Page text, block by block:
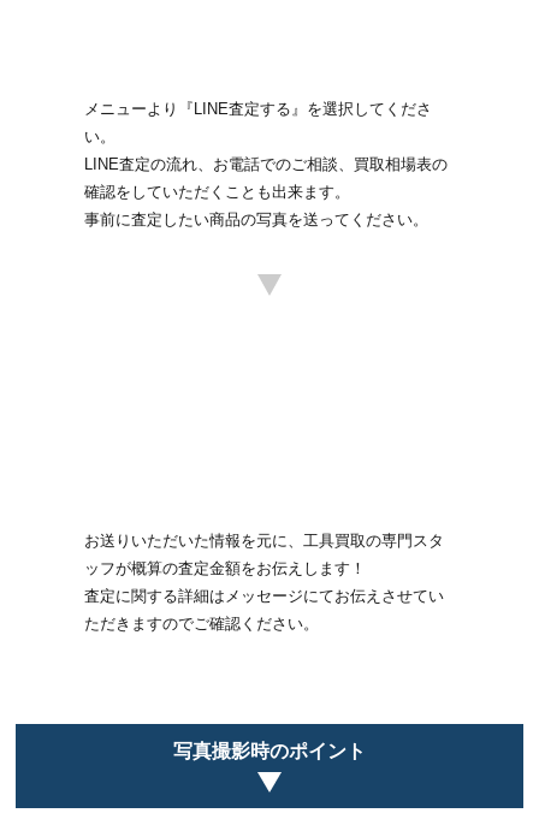
メニューより『LINE査定する』を選択してくださ
い。
LINE査定の流れ、お電話でのご相談、買取相場表の
確認をしていただくことも出来ます。
事前に査定したい商品の写真を送ってください。
お送りいただいた情報を元に、工具買取の専門スタ
ッフが概算の査定金額をお伝えします！
査定に関する詳細はメッセージにてお伝えさせてい
ただきますのでご確認ください。
写真撮影時のポイント